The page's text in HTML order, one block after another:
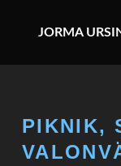
JORMA
PIKNIK,